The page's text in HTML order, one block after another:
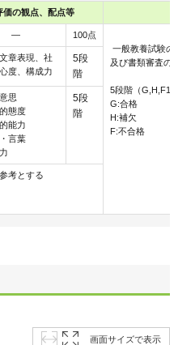
価の観点、配点等
―
100点
一般教養試験の
及び書類審査の
5段階（
G:合格
H:補欠
F:不合格
章表現、社
度、構成力
5段
階
思
態度
能力
言葉
5段
階
考とする
画面サイズで表示